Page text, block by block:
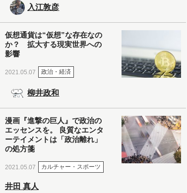
入江敦彦
仮想通貨は“仮想”な存在なの
か？ 拡大する現実世界への
影響
2021.05.07 政治・経済
柳井政和
漫画『進撃の巨人』で政治の
エッセンスを。 良質なエンタ
ーテイメントは「政治離れ」
の処方箋
2021.05.07 カルチャー・スポーツ
井田 真人